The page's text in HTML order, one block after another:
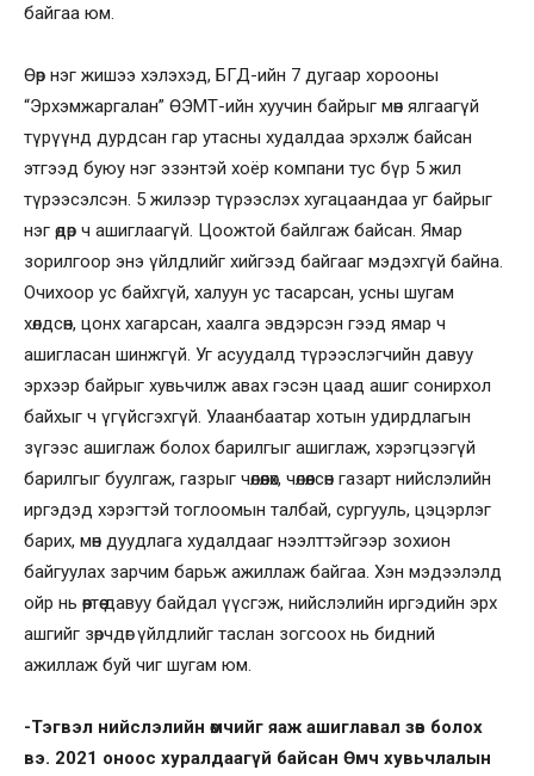
байгаа юм.
Өөр нэг жишээ хэлэхэд, БГД-ийн 7 дугаар хорооны
“Эрхэмжаргалан” ӨЭМТ-ийн хуучин байрыг мөн ялгаагүй
түрүүнд дурдсан гар утасны худалдаа эрхэлж байсан
этгээд буюу нэг эзэнтэй хоёр компани тус бүр 5 жил
түрээсэлсэн. 5 жилээр түрээслэх хугацаандаа уг байрыг
нэг өдөр ч ашиглаагүй. Цоожтой байлгаж байсан. Ямар
зорилгоор энэ үйлдлийг хийгээд байгааг мэдэхгүй байна.
Очихоор ус байхгүй, халуун ус тасарсан, усны шугам
хөлдсөн, цонх хагарсан, хаалга эвдэрсэн гээд ямар ч
ашигласан шинжгүй. Уг асуудалд түрээслэгчийн давуу
эрхээр байрыг хувьчилж авах гэсэн цаад ашиг сонирхол
байхыг ч үгүйсгэхгүй. Улаанбаатар хотын удирдлагын
зүгээс ашиглаж болох барилгыг ашиглаж, хэрэгцээгүй
барилгыг буулгаж, газрыг чөлөөлөх, чөлөөлсөн газарт нийслэлийн
иргэдэд хэрэгтэй тоглоомын талбай, сургууль, цэцэрлэг
барих, мөн дуудлага худалдааг нээлттэйгээр зохион
байгуулах зарчим барьж ажиллаж байгаа. Хэн мэдээлэлд
ойр нь өөртөө давуу байдал үүсгэж, нийслэлийн иргэдийн эрх
ашгийг зөрчдөг үйлдлийг таслан зогсоох нь бидний
ажиллаж буй чиг шугам юм.
-Тэгвэл нийслэлийн өмчийг яаж ашиглавал зөв болох
вэ. 2021 оноос хуралдаагүй байсан Өмч хувьчлалын